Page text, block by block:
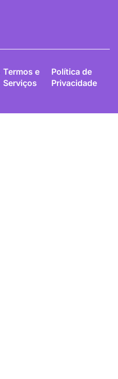
Termos e
Serviços
Política de
Privacidade